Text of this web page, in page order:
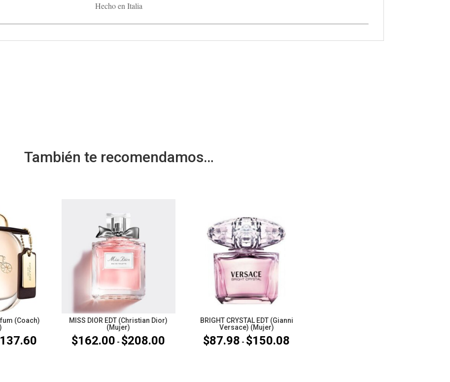
Hecho en Italia
También te recomendamos…
(Coach)
137.60
MISS DIOR EDT (Christian Dior)
(Mujer)
$162.00 - $208.00
BRIGHT CRYSTAL EDT (Gianni
Versace) (Mujer)
$87.98 - $150.08